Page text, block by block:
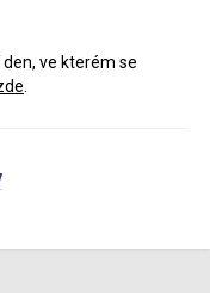
ve kterém se
.